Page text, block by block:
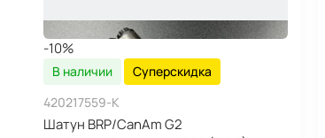
-10%
В наличии
Суперскидка
420217559-K
Шатун BRP/CanAm G2